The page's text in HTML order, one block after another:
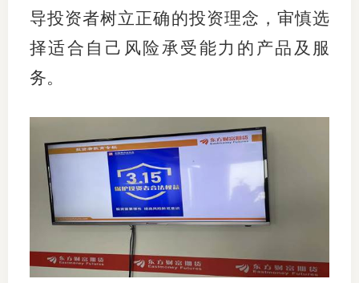
导投资者树立正确的投资理念，审慎选
择适合自己风险承受能力的产品及服
务。